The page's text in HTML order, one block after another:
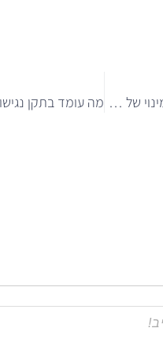
” מסוחר סמים למינוי של רבין: סיפורו של מאיר שרעבי”